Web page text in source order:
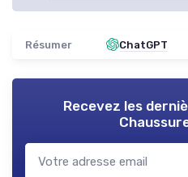
Résumer ChatGPT
Recevez les